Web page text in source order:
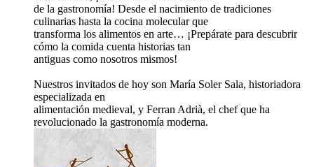
de la gastronomía! Desde el nacimiento de tradiciones
culinarias hasta la cocina molecular que
transforma los alimentos en arte… ¡Prepárate para descubrir
cómo la comida cuenta historias tan
antiguas como nosotros mismos!
Nuestros invitados de hoy son María Soler Sala, historiadora
especializada en
alimentación medieval, y Ferran Adrià, el chef que ha
revolucionado la gastronomía moderna.